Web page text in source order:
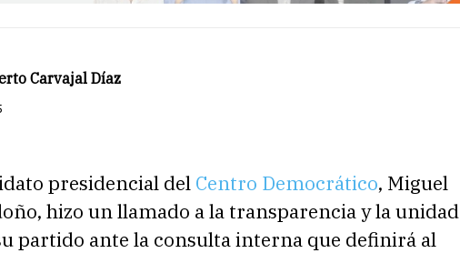
Carvajal Díaz
presidencial del Centro Democrático, Miguel
hizo un llamado a la transparencia y la unidad
partido ante la consulta interna que definirá al